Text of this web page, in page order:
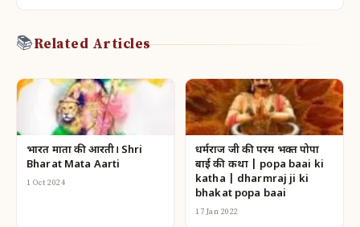
📚Related Articles
भारत माता की आरती। Shri
Bharat Mata Aarti
1 Oct 2024
धर्मराज जी की परम भक्त पोपा
बाई की कथा | popa baai ki
katha | dharmraj ji ki
bhakat popa baai
17 Jan 2022